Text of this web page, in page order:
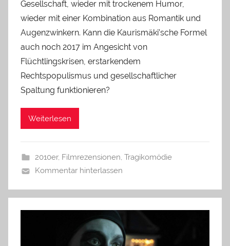
Gesellschaft, wieder mit trockenem Humor,
wieder mit einer Kombination aus Romantik und
Augenzwinkern. Kann die Kaurismäki’sche Formel
auch noch 2017 im Angesicht von
Flüchtlingskrisen, erstarkendem
Rechtspopulismus und gesellschaftlicher
Spaltung funktionieren?
Weiterlesen
2010er, Filmrezensionen, Tragikomödie
Kommentar hinterlassen